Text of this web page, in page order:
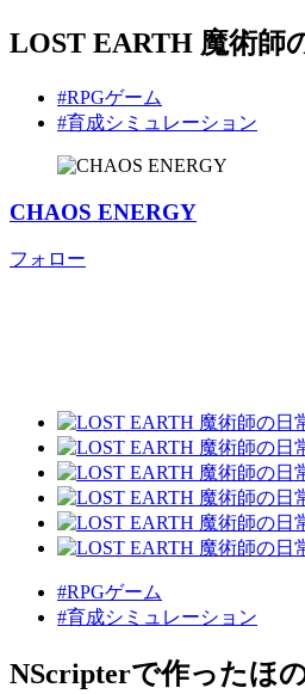
LOST EARTH 魔術師
#RPGゲーム
#育成シミュレーション
CHAOS ENERGY
フォロー
#RPGゲーム
#育成シミュレーション
NScripterで作ったほ